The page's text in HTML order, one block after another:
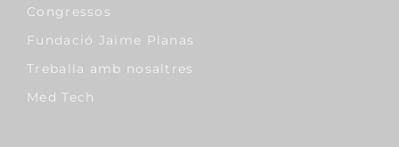
Congressos
Fundació Jaime Planas
Treballa amb nosaltres
Med Tech